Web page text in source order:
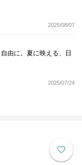
2025/08/07
由に。夏に映える、日
2025/07/24